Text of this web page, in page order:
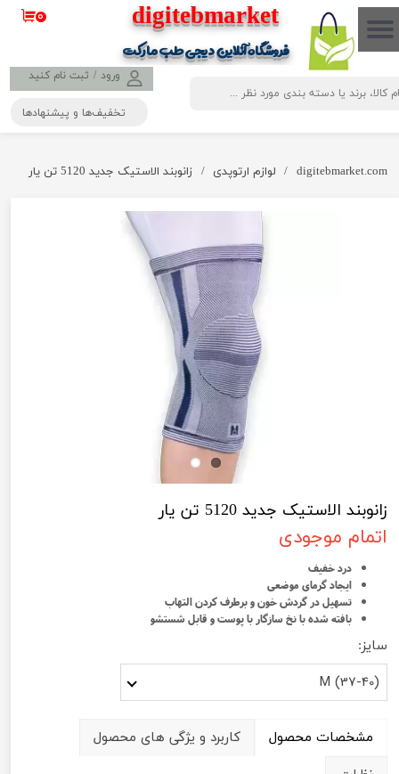
​​​​​​​​digitebmarket
فروشگاه آنلاین دیجی طب مارکت
ورود / ثبت نام کنید
حساب کاربری من
تغییر گذر واژه
۰
تخفیف‌ها و پیشنهادها
digitebmarket.com لوازم ارتوپدی زانوبند الاستیک جدید 5120 تن یار
زانوبند الاستیک جدید 5120 تن یار
اتمام موجودی
درد خفیف
ایجاد گرمای موضعی
تسهیل در گردش خون و برطرف کردن التهاب
بافته شده با نخ سازگار با پوست و قابل شستشو
سایز:
M (37-40)
مشخصات محصول
کاربرد و یژگی های محصول